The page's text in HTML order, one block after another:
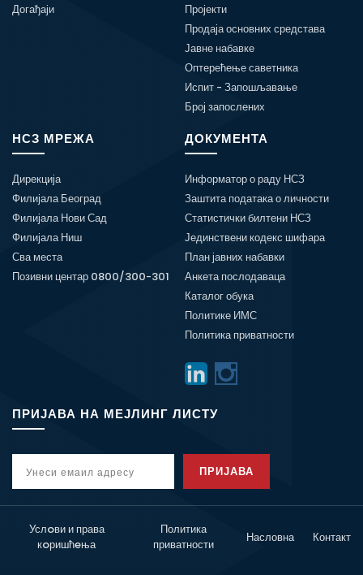
Догађаји
Пројекти
Продаја основних средстава
Јавне набавке
Оптерећење саветника
Испит - Запошљавање
Број запослених
НСЗ МРЕЖА
Дирекција
Филијала Београд
Филијала Нови Сад
Филијала Ниш
Сва места
Позивни центар 0800/300-301
ДОКУМЕНТА
Информатор о раду НСЗ
Заштита података о личности
Статистички билтени НСЗ
Јединствени кодекс шифара
План јавних набавки
Анкета послодаваца
Каталог обука
Политике ИМС
Политика приватности
ПРИЈАВА НА МЕЈЛИНГ ЛИСТУ
ПРИЈАВА
Услoви и права
кoришћeња
Политика
приватности
Насловна Контакт